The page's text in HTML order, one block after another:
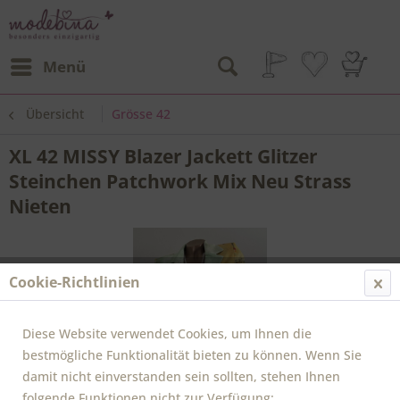
Menü
Übersicht Grösse 42
XL 42 MISSY Blazer Jackett Glitzer
Steinchen Patchwork Mix Neu Strass
Nieten
Cookie-Richtlinien
Diese Website verwendet Cookies, um Ihnen die
bestmögliche Funktionalität bieten zu können. Wenn Sie
damit nicht einverstanden sein sollten, stehen Ihnen